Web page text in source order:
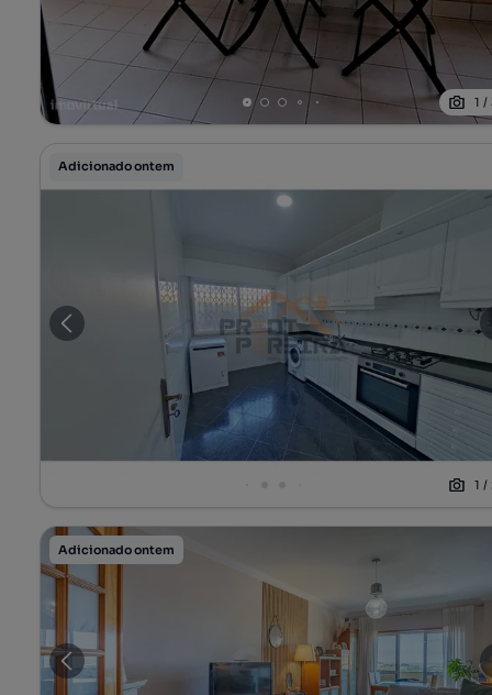
1 /
Adicionado ontem
1 /
Adicionado ontem